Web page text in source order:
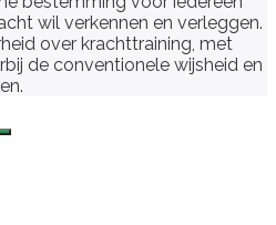
wil verkennen en verleggen.
over krachttraining, met
de conventionele wijsheid en